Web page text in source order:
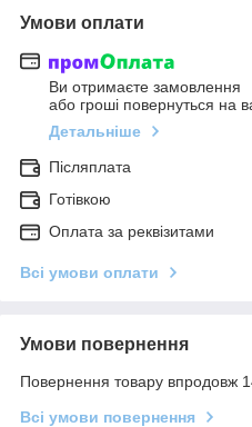
Умови оплати
Ви отримаєте замовлення
або гроші повернуться на
Детальніше
Післяплата
Готівкою
Оплата за реквізитами
Всі умови оплати
Умови повернення
Повернення товару впродовж
Всі умови повернення